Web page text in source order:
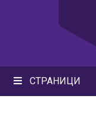
СТРАНИЦИ